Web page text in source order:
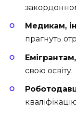
Медикам,
прагнуть
Емігрантам,
свою освіту.